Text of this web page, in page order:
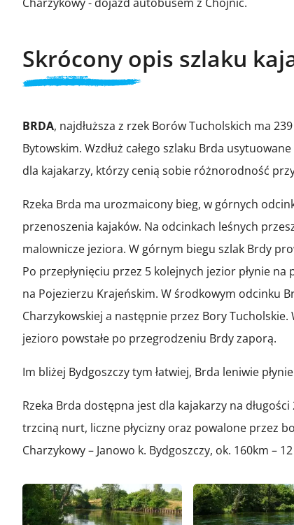
Skrócony opis szlaku
BRDA, najdłuższa z rzek Borów Tucholskich ma
Bytowskim. Wzdłuż całego szlaku Brda
dla kajakarzy, którzy cenią sobie różnorodność
Rzeka Brda ma urozmaicony bieg, w górnych
przenoszenia kajaków. Na odcinkach leśnych
malownicze jeziora. W górnym biegu szlak Brdy
Po przepłynięciu przez 5 kolejnych jezior płynie
na Pojezierzu Krajeńskim. W środkowym odcinku
Charzykowskiej a następnie przez Bory
jezioro powstałe po przegrodzeniu Brdy zaporą.
Im bliżej Bydgoszczy tym łatwiej, Brda leniwie
Rzeka Brda dostępna jest dla kajakarzy na
trzciną nurt, liczne płycizny oraz powalone przez
Charzykowy – Janowo k. Bydgoszczy, ok. 160km –